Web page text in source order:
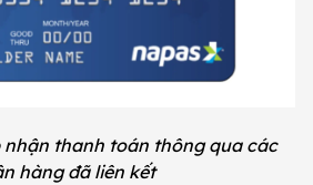
nhận thanh toán thông qua các
hàng đã liên kết